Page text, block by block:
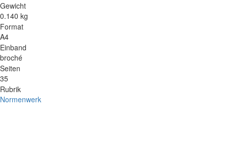
Gewicht
0.140 kg
Format
A4
Einband
broché
Seiten
35
Rubrik
Normenwerk